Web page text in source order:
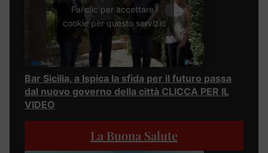
Fai clic per accettare i
cookie per questo servizio
Bar Sicilia, a Ispica la sfida per il futuro passa
dal nuovo governo della città CLICCA PER IL
VIDEO
La Buona Salute